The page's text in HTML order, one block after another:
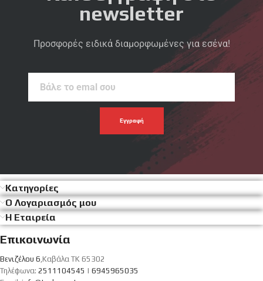
newsletter
Προσφορές ειδικά διαμορφωμένες για εσένα!
Κατηγορίες
Ο Λογαριασμός μου
Η Εταιρεία
Επικοινωνία
Βενιζέλου 6 ,Καβάλα ΤΚ 65302
Τηλέφωνα: 2511104545 | 6945965035